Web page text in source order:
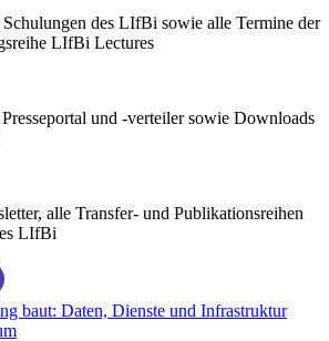
des LIfBi sowie alle Termine der
LIfBi Lectures
und -verteiler sowie Downloads
alle Transfer- und Publikationsreihen
LIfBi
baut: Daten, Dienste und Infrastruktur